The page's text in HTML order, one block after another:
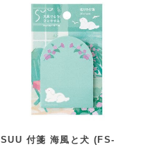
SUU 付箋 海風と犬 (FS-